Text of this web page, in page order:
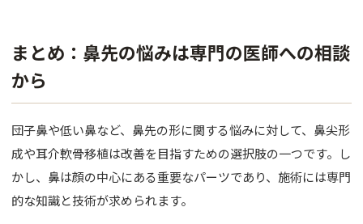
まとめ：鼻先の悩みは専門の医師への相談
から
団子鼻や低い鼻など、鼻先の形に関する悩みに対して、鼻尖形
成や耳介軟骨移植は改善を目指すための選択肢の一つです。し
かし、鼻は顔の中心にある重要なパーツであり、施術には専門
的な知識と技術が求められます。